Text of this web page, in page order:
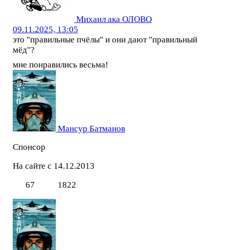
Михаил ака ОЛОВО
09.11.2025, 13:05
это "правильные пчёлы" и они дают "правильный
мёд"?
мне понравились весьма!
Мансур Батманов
Спонсор
На сайте с 14.12.2013
67
1822